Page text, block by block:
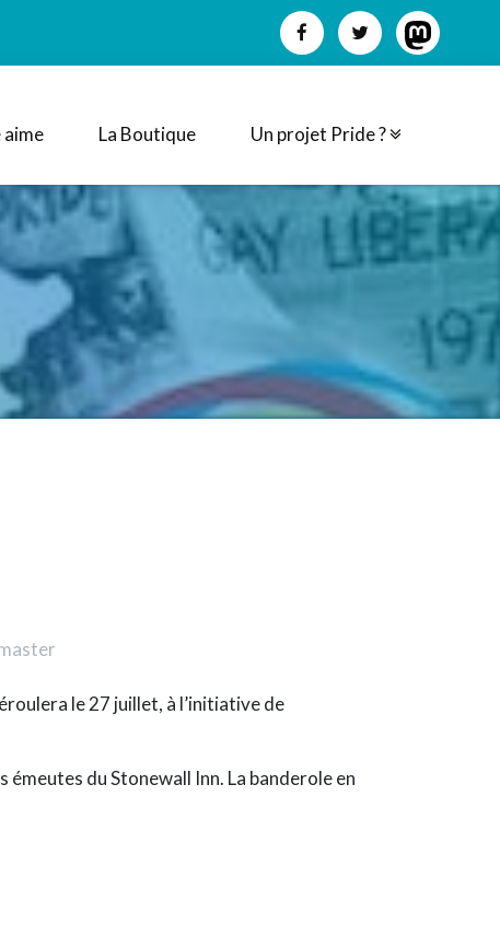
aime La Boutique Un projet Pride ?
le 27 juillet, à l’initiative de
émeutes du Stonewall Inn. La banderole en